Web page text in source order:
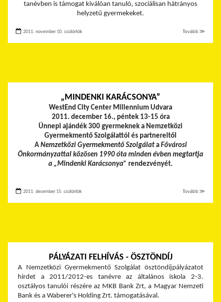
tanévben is támogat kiválóan tanuló, szociálisan hátrányos
helyzetű gyermekeket.
2011. november 10. csütörtök Tovább ≫
„MINDENKI KARÁCSONYA”
WestEnd City Center Millennium Udvara
2011. december 16., péntek 13-15 óra
Ünnepi ajándék 300 gyermeknek a Nemzetközi
Gyermekmentő Szolgálattól és partnereitől
A Nemzetközi Gyermekmentő Szolgálata Fővárosi
Önkormányzattal közösen 1990 óta minden évben megtartja
a „Mindenki Karácsonya” rendezvényét.
2011. december 15. csütörtök Tovább ≫
PÁLYÁZATI FELHÍVÁS - ÖSZTÖNDÍJ
A Nemzetközi Gyermekmentő Szolgálat ösztöndíjpályázatot
hirdet a 2011/2012-es tanévre az általános iskola 2-3.
osztályos tanulói részére az MKB Bank Zrt, a Magyar Nemzeti
Bank és a Waberer's Holding Zrt. támogatásával.